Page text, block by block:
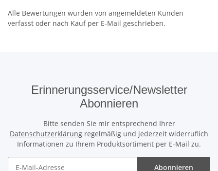
Alle Bewertungen wurden von angemeldeten Kunden
verfasst oder nach Kauf per E-Mail geschrieben.
Erinnerungsservice/Newsletter
Abonnieren
Bitte senden Sie mir entsprechend Ihrer
Datenschutzerklärung regelmäßig und jederzeit widerruflich
Informationen zu Ihrem Produktsortiment per E-Mail zu.
Abonnieren